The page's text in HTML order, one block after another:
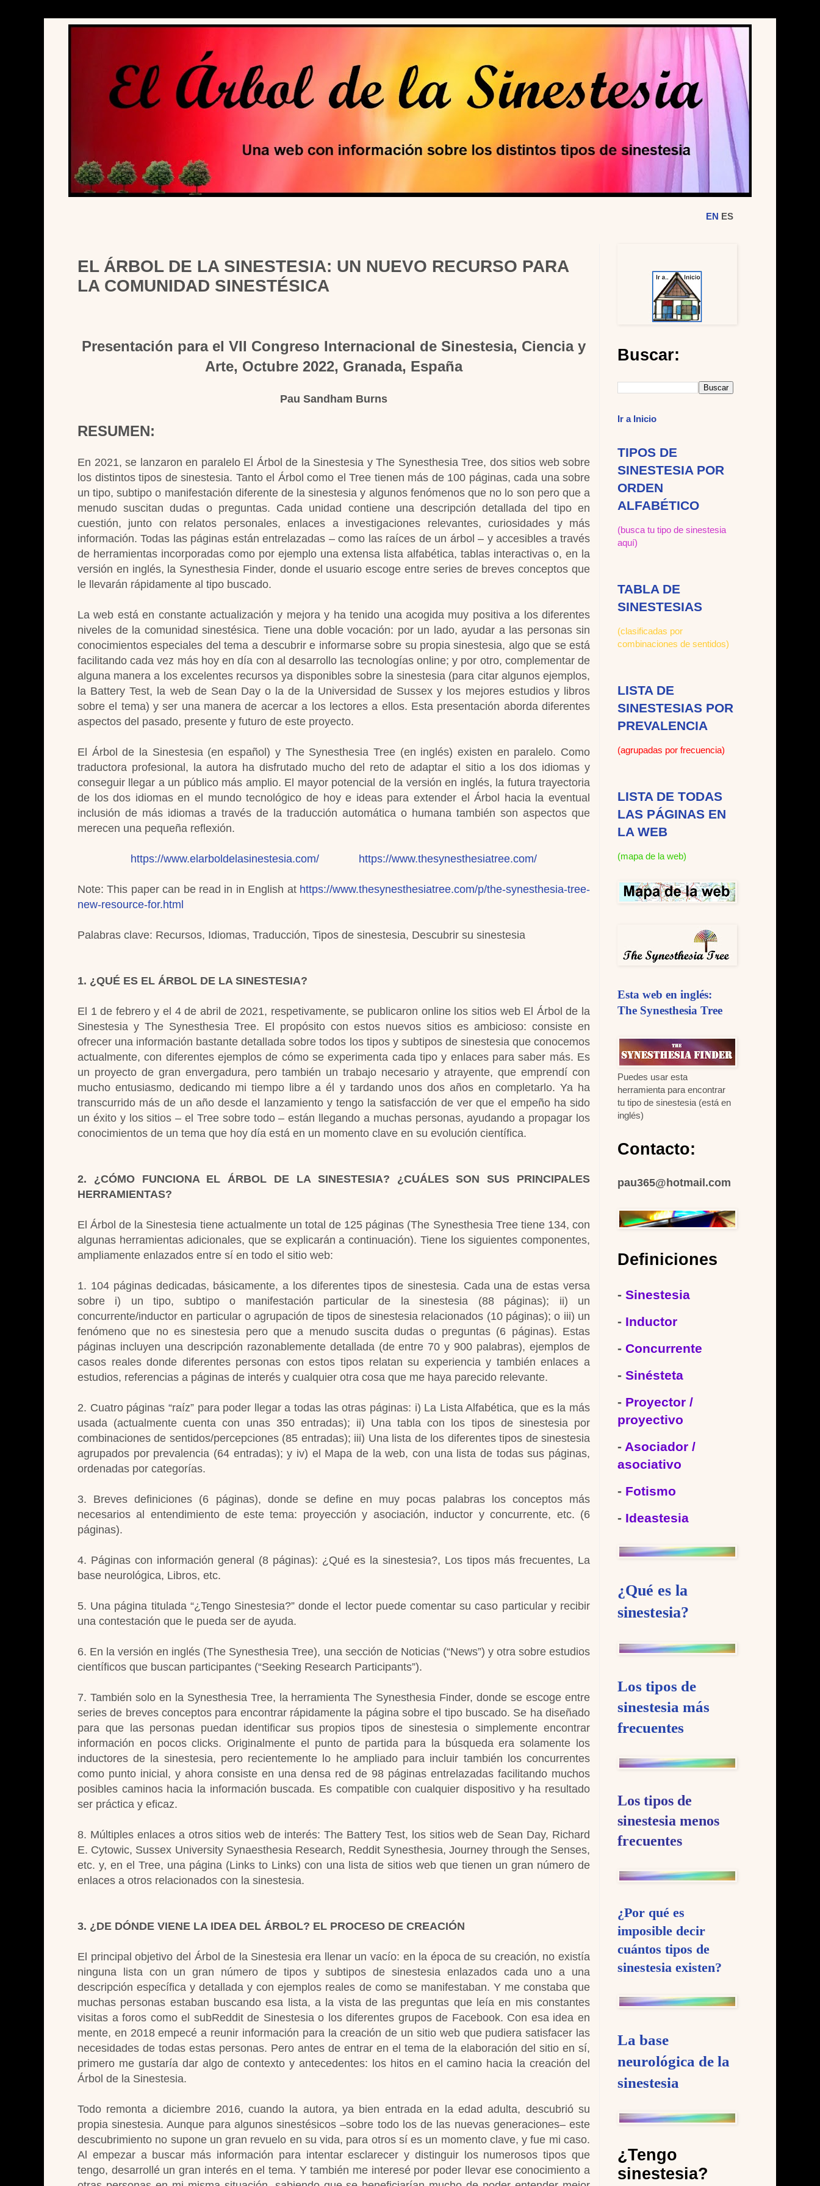
EN ES
EL ÁRBOL DE LA SINESTESIA: UN NUEVO RECURSO PARA
LA COMUNIDAD SINESTÉSICA
Presentación para el VII Congreso Internacional de Sinestesia, Ciencia y
Arte, Octubre 2022, Granada, España
Pau Sandham Burns
RESUMEN:
En 2021, se lanzaron en paralelo El Árbol de la Sinestesia y The Synesthesia Tree, dos sitios web sobre
los distintos tipos de sinestesia. Tanto el Árbol como el Tree tienen más de 100 páginas, cada una sobre
un tipo, subtipo o manifestación diferente de la sinestesia y algunos fenómenos que no lo son pero que a
menudo suscitan dudas o preguntas. Cada unidad contiene una descripción detallada del tipo en
cuestión, junto con relatos personales, enlaces a investigaciones relevantes, curiosidades y más
información. Todas las páginas están entrelazadas – como las raíces de un árbol – y accesibles a través
de herramientas incorporadas como por ejemplo una extensa lista alfabética, tablas interactivas o, en la
versión en inglés, la Synesthesia Finder, donde el usuario escoge entre series de breves conceptos que
le llevarán rápidamente al tipo buscado.
La web está en constante actualización y mejora y ha tenido una acogida muy positiva a los diferentes
niveles de la comunidad sinestésica. Tiene una doble vocación: por un lado, ayudar a las personas sin
conocimientos especiales del tema a descubrir e informarse sobre su propia sinestesia, algo que se está
facilitando cada vez más hoy en día con al desarrollo las tecnologías online; y por otro, complementar de
alguna manera a los excelentes recursos ya disponibles sobre la sinestesia (para citar algunos ejemplos,
la Battery Test, la web de Sean Day o la de la Universidad de Sussex y los mejores estudios y libros
sobre el tema) y ser una manera de acercar a los lectores a ellos. Esta presentación aborda diferentes
aspectos del pasado, presente y futuro de este proyecto.
El Árbol de la Sinestesia (en español) y The Synesthesia Tree (en inglés) existen en paralelo. Como
traductora profesional, la autora ha disfrutado mucho del reto de adaptar el sitio a los dos idiomas y
conseguir llegar a un público más amplio. El mayor potencial de la versión en inglés, la futura trayectoria
de los dos idiomas en el mundo tecnológico de hoy e ideas para extender el Árbol hacia la eventual
inclusión de más idiomas a través de la traducción automática o humana también son aspectos que
merecen una pequeña reflexión.
https://www.elarboldelasinestesia.com/ https://www.thesynesthesiatree.com/
Note: This paper can be read in in English at https://www.thesynesthesiatree.com/p/the-synesthesia-tree-
new-resource-for.html
Palabras clave: Recursos, Idiomas, Traducción, Tipos de sinestesia, Descubrir su sinestesia
1. ¿QUÉ ES EL ÁRBOL DE LA SINESTESIA?
El 1 de febrero y el 4 de abril de 2021, respetivamente, se publicaron online los sitios web El Árbol de la
Sinestesia y The Synesthesia Tree. El propósito con estos nuevos sitios es ambicioso: consiste en
ofrecer una información bastante detallada sobre todos los tipos y subtipos de sinestesia que conocemos
actualmente, con diferentes ejemplos de cómo se experimenta cada tipo y enlaces para saber más. Es
un proyecto de gran envergadura, pero también un trabajo necesario y atrayente, que emprendí con
mucho entusiasmo, dedicando mi tiempo libre a él y tardando unos dos años en completarlo. Ya ha
transcurrido más de un año desde el lanzamiento y tengo la satisfacción de ver que el empeño ha sido
un éxito y los sitios – el Tree sobre todo – están llegando a muchas personas, ayudando a propagar los
conocimientos de un tema que hoy día está en un momento clave en su evolución científica.
2. ¿CÓMO FUNCIONA EL ÁRBOL DE LA SINESTESIA? ¿CUÁLES SON SUS PRINCIPALES
HERRAMIENTAS?
El Árbol de la Sinestesia tiene actualmente un total de 125 páginas (The Synesthesia Tree tiene 134, con
algunas herramientas adicionales, que se explicarán a continuación). Tiene los siguientes componentes,
ampliamente enlazados entre sí en todo el sitio web:
1. 104 páginas dedicadas, básicamente, a los diferentes tipos de sinestesia. Cada una de estas versa
sobre i) un tipo, subtipo o manifestación particular de la sinestesia (88 páginas); ii) un
concurrente/inductor en particular o agrupación de tipos de sinestesia relacionados (10 páginas); o iii) un
fenómeno que no es sinestesia pero que a menudo suscita dudas o preguntas (6 páginas). Estas
páginas incluyen una descripción razonablemente detallada (de entre 70 y 900 palabras), ejemplos de
casos reales donde diferentes personas con estos tipos relatan su experiencia y también enlaces a
estudios, referencias a páginas de interés y cualquier otra cosa que me haya parecido relevante.
2. Cuatro páginas “raíz” para poder llegar a todas las otras páginas: i) La Lista Alfabética, que es la más
usada (actualmente cuenta con unas 350 entradas); ii) Una tabla con los tipos de sinestesia por
combinaciones de sentidos/percepciones (85 entradas); iii) Una lista de los diferentes tipos de sinestesia
agrupados por prevalencia (64 entradas); y iv) el Mapa de la web, con una lista de todas sus páginas,
ordenadas por categorías.
3. Breves definiciones (6 páginas), donde se define en muy pocas palabras los conceptos más
necesarios al entendimiento de este tema: proyección y asociación, inductor y concurrente, etc. (6
páginas).
4. Páginas con información general (8 páginas): ¿Qué es la sinestesia?, Los tipos más frecuentes, La
base neurológica, Libros, etc.
5. Una página titulada “¿Tengo Sinestesia?” donde el lector puede comentar su caso particular y recibir
una contestación que le pueda ser de ayuda.
6. En la versión en inglés (The Synesthesia Tree), una sección de Noticias (“News”) y otra sobre estudios
científicos que buscan participantes (“Seeking Research Participants”).
7. También solo en la Synesthesia Tree, la herramienta The Synesthesia Finder, donde se escoge entre
series de breves conceptos para encontrar rápidamente la página sobre el tipo buscado. Se ha diseñado
para que las personas puedan identificar sus propios tipos de sinestesia o simplemente encontrar
información en pocos clicks. Originalmente el punto de partida para la búsqueda era solamente los
inductores de la sinestesia, pero recientemente lo he ampliado para incluir también los concurrentes
como punto inicial, y ahora consiste en una densa red de 98 páginas entrelazadas facilitando muchos
posibles caminos hacia la información buscada. Es compatible con cualquier dispositivo y ha resultado
ser práctica y eficaz.
8. Múltiples enlaces a otros sitios web de interés: The Battery Test, los sitios web de Sean Day, Richard
E. Cytowic, Sussex University Synaesthesia Research, Reddit Synesthesia, Journey through the Senses,
etc. y, en el Tree, una página (Links to Links) con una lista de sitios web que tienen un gran número de
enlaces a otros relacionados con la sinestesia.
3. ¿DE DÓNDE VIENE LA IDEA DEL ÁRBOL? EL PROCESO DE CREACIÓN
El principal objetivo del Árbol de la Sinestesia era llenar un vacío: en la época de su creación, no existía
ninguna lista con un gran número de tipos y subtipos de sinestesia enlazados cada uno a una
descripción específica y detallada y con ejemplos reales de como se manifestaban. Y me constaba que
muchas personas estaban buscando esa lista, a la vista de las preguntas que leía en mis constantes
visitas a foros como el subReddit de Sinestesia o los diferentes grupos de Facebook. Con esa idea en
mente, en 2018 empecé a reunir información para la creación de un sitio web que pudiera satisfacer las
necesidades de todas estas personas. Pero antes de entrar en el tema de la elaboración del sitio en sí,
primero me gustaría dar algo de contexto y antecedentes: los hitos en el camino hacia la creación del
Árbol de la Sinestesia.
Todo remonta a diciembre 2016, cuando la autora, ya bien entrada en la edad adulta, descubrió su
propia sinestesia. Aunque para algunos sinestésicos –sobre todo los de las nuevas generaciones– este
descubrimiento no supone un gran revuelo en su vida, para otros sí es un momento clave, y fue mi caso.
Al empezar a buscar más información para intentar esclarecer y distinguir los numerosos tipos que
tengo, desarrollé un gran interés en el tema. Y también me interesé por poder llevar ese conocimiento a
Buscar:
Ir a Inicio
TIPOS DE
SINESTESIA POR
ORDEN
ALFABÉTICO
(busca tu tipo de sinestesia
aquí)
TABLA DE
SINESTESIAS
(clasificadas por
combinaciones de sentidos)
LISTA DE
SINESTESIAS POR
PREVALENCIA
(agrupadas por frecuencia)
LISTA DE TODAS
LAS PÁGINAS EN
LA WEB
(mapa de la web)
Esta web en inglés:
The Synesthesia Tree
Puedes usar esta
herramienta para encontrar
tu tipo de sinestesia (está en
inglés)
Contacto:
pau365@hotmail.com
Definiciones
- Sinestesia
- Inductor
- Concurrente
- Sinésteta
- Proyector /
proyectivo
- Asociador /
asociativo
- Fotismo
- Ideastesia
¿Qué es la
sinestesia?
Los tipos de
sinestesia más
frecuentes
Los tipos de
sinestesia menos
frecuentes
¿Por qué es
imposible decir
cuántos tipos de
sinestesia existen?
La base
neurológica de la
sinestesia
¿Tengo
sinestesia?